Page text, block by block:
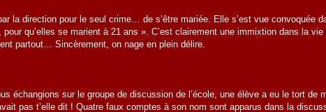
la direction pour le seul crime… de s’être mariée. Elle s’est vue convoquée
qu’elles se marient à 21 ans ». C’est clairement une immixtion dans la
partout… Sincèrement, on nage en plein délire.
échangions sur le groupe de discussion de l’école, une élève a eu le tort de
pas t’elle dit ! Quatre faux comptes à son nom sont apparus dans la